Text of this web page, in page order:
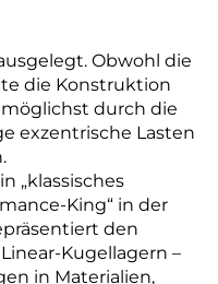
Obwohl die
die Konstruktion
möglichst durch die
exzentrische Lasten
„klassisches
King“ in der
den
Kugellagern –
in Materialien,